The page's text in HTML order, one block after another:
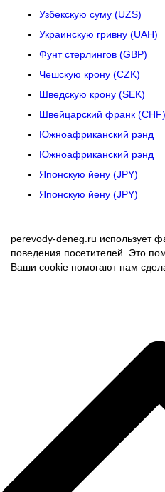
Узбекскую суму (UZS)
Украинскую гривну (UAH)
Фунт стерлингов (GBP)
Чешскую крону (CZK)
Шведскую крону (SEK)
Швейцарский франк (CHF)
Южноафриканский рэнд
Южноафриканский рэнд
Японскую йену (JPY)
Японскую йену (JPY)
perevody-deneg.ru использует
поведения посетителей. Это
Ваши cookie помогают нам